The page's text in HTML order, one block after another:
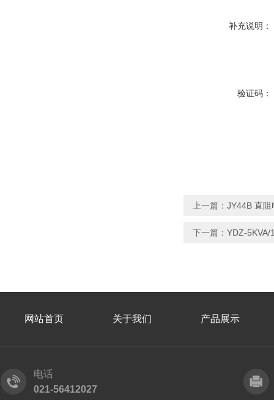
补充说明：
验证码：
上一篇： JY44B 直
下一篇： YDZ-5KVA/
网站首页 关于我们 产品展示
电话
021-56412027